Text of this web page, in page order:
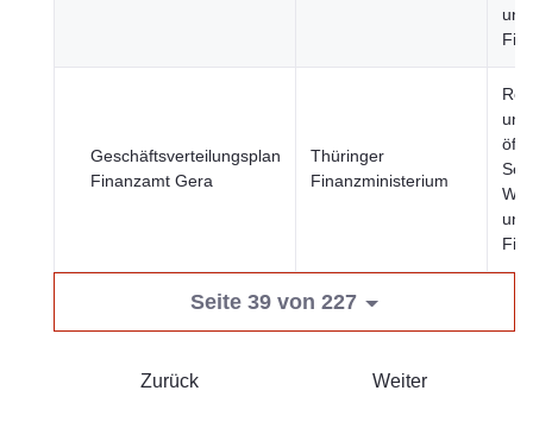
und
Geschäftsverteilungsplan
Finanzamt Gera
Thüringer
Finanzministerium
und
und
Seite 39 von 227
Zurück Weiter